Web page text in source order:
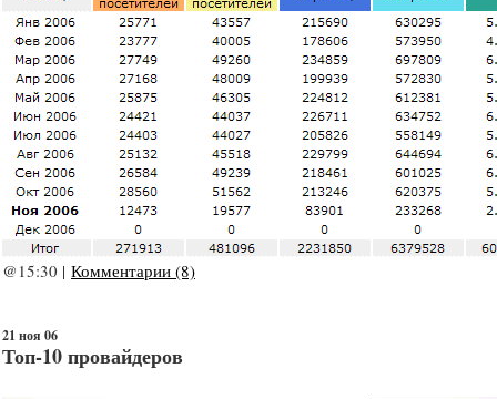
@15:30 | Комментарии (8)
21 ноя 06
Топ-10 провайдеров